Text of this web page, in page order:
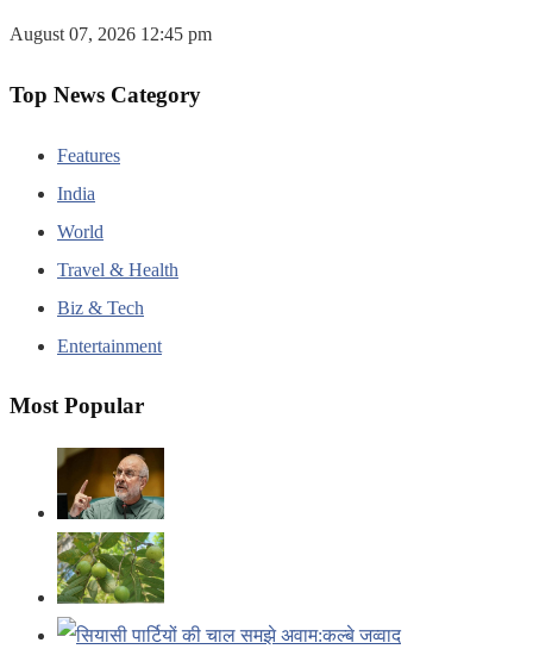
August 07, 2026 12:45 pm
Top News Category
Features
India
World
Travel & Health
Biz & Tech
Entertainment
Most Popular